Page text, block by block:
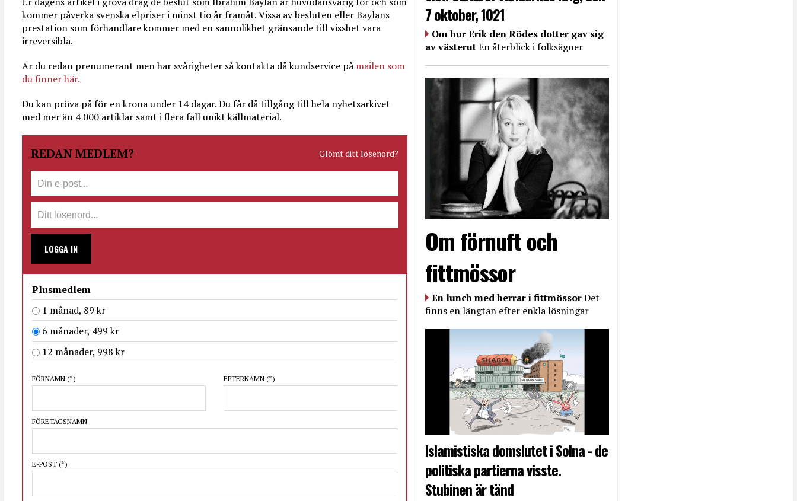
kommer påverka svenska elpriser i minst tio år framåt. Vissa av besluten eller Baylans
prestation som förhandlare kommer med en sannolikhet gränsande till visshet vara
irreversibla.
Är du redan prenumerant men har svårigheter så kontakta då kundservice på mailen som
du finner här.
Du kan pröva på för en krona under 14 dagar. Du får då tillgång till hela nyhetsarkivet
med mer än 4 000 artiklar samt i flera fall unikt källmaterial.
REDAN MEDLEM? Glömt ditt lösenord?
LOGGA IN
Plusmedlem
1 månad, 89 kr
6 månader, 499 kr
12 månader, 998 kr
FÖRNAMN (*) EFTERNAMN (*)
FÖRETAGSNAMN
E-POST (*)
7 oktober, 1021
Om hur Erik den Rödes dotter gav sig
av västerutEn återblick i folksägner
Om förnuft och
fittmössor
En lunch med herrar i fittmössorDet
finns en längtan efter enkla lösningar
Islamistiska domslutet i Solna - de
politiska partierna visste.
Stubinen är tänd